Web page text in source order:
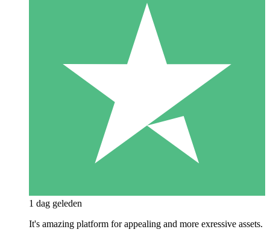
1 dag geleden
It's amazing platform for appealing and more exressive assets.